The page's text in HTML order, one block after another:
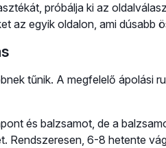
próbálja ki az
az egyik oldalon, ami dúsabb
tűnik. A megfelelő ápolási
és balzsamot, de a
Rendszeresen, 6-8 hetente